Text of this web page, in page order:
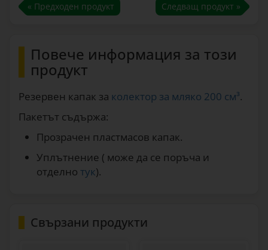
« Предходен продукт Следващ продукт »
Повече информация за този
продукт
Резервен капак за колектор за мляко 200 см³.
Пакетът съдържа:
Прозрачен пластмасов капак.
Уплътнение ( може да се поръча и
отделно тук).
Свързани продукти